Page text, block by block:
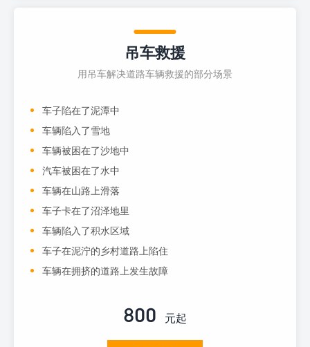
吊车救援
用吊车解决道路车辆救援的部分场景
车子陷在了泥潭中
车辆陷入了雪地
车辆被困在了沙地中
汽车被困在了水中
车辆在山路上滑落
车子卡在了沼泽地里
车辆陷入了积水区域
车子在泥泞的乡村道路上陷住
车辆在拥挤的道路上发生故障
800 元起